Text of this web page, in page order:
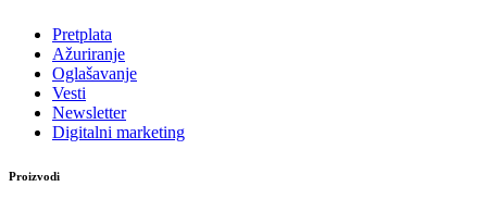
Pretplata
Ažuriranje
Oglašavanje
Vesti
Newsletter
Digitalni marketing
Proizvodi